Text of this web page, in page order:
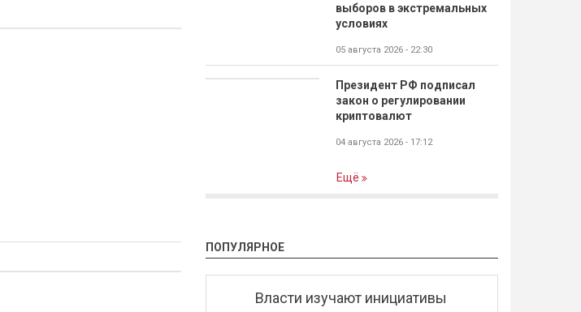
выборов в экстремальных
условиях
05 августа 2026 - 22:30
Президент РФ подписал
закон о регулировании
криптовалют
04 августа 2026 - 17:12
Ещё
ПОПУЛЯРНОЕ
Власти изучают инициативы